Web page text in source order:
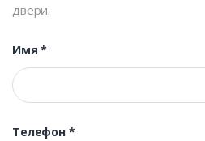
двери.
Имя*
Телефон *